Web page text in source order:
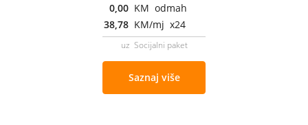
0,00 KM odmah
38,78 KM/mj x24
uz Socijalni paket
Saznaj više